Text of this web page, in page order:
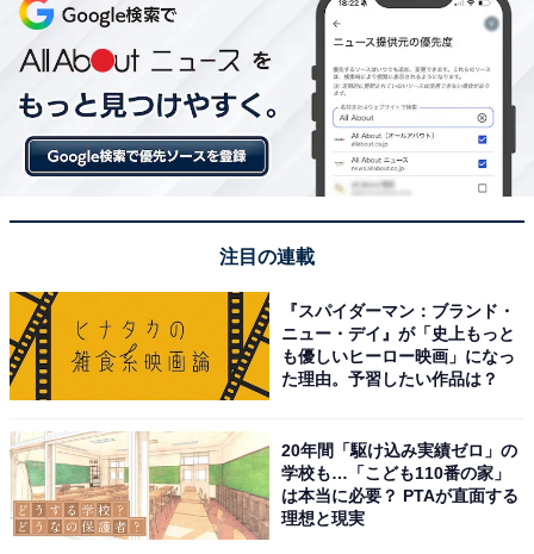
注目の連載
『スパイダーマン：ブランド・
ニュー・デイ』が「史上もっと
も優しいヒーロー映画」になっ
た理由。予習したい作品は？
20年間「駆け込み実績ゼロ」の
学校も…「こども110番の家」
は本当に必要？ PTAが直面する
理想と現実